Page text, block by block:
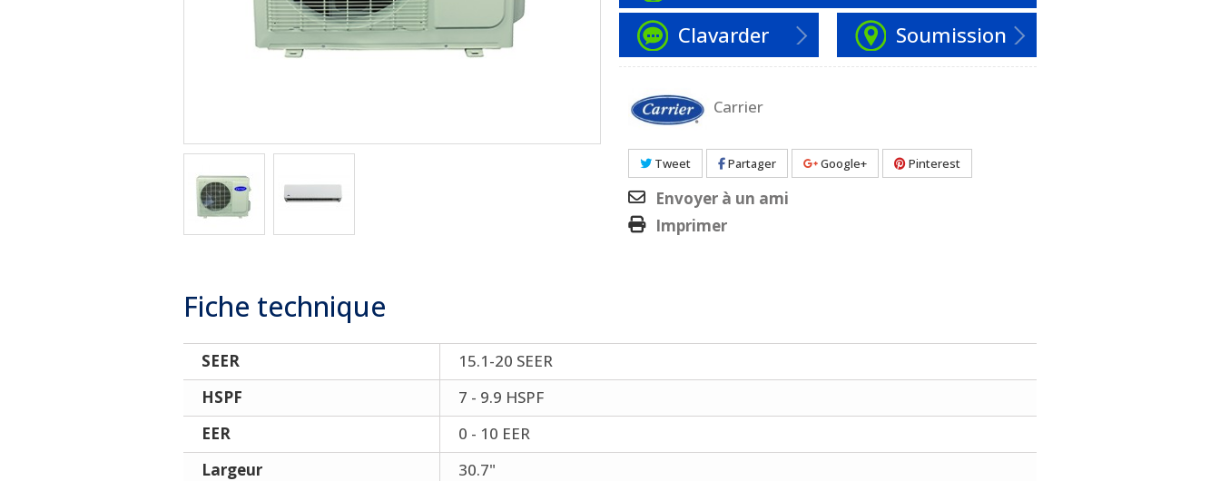
Clavarder
Soumission
Carrier
Tweet Partager Google+ Pinterest
Envoyer à un ami
Imprimer
Fiche technique
SEER
15.1-20 SEER
HSPF
7 - 9.9 HSPF
EER
0 - 10 EER
Largeur
30.7"